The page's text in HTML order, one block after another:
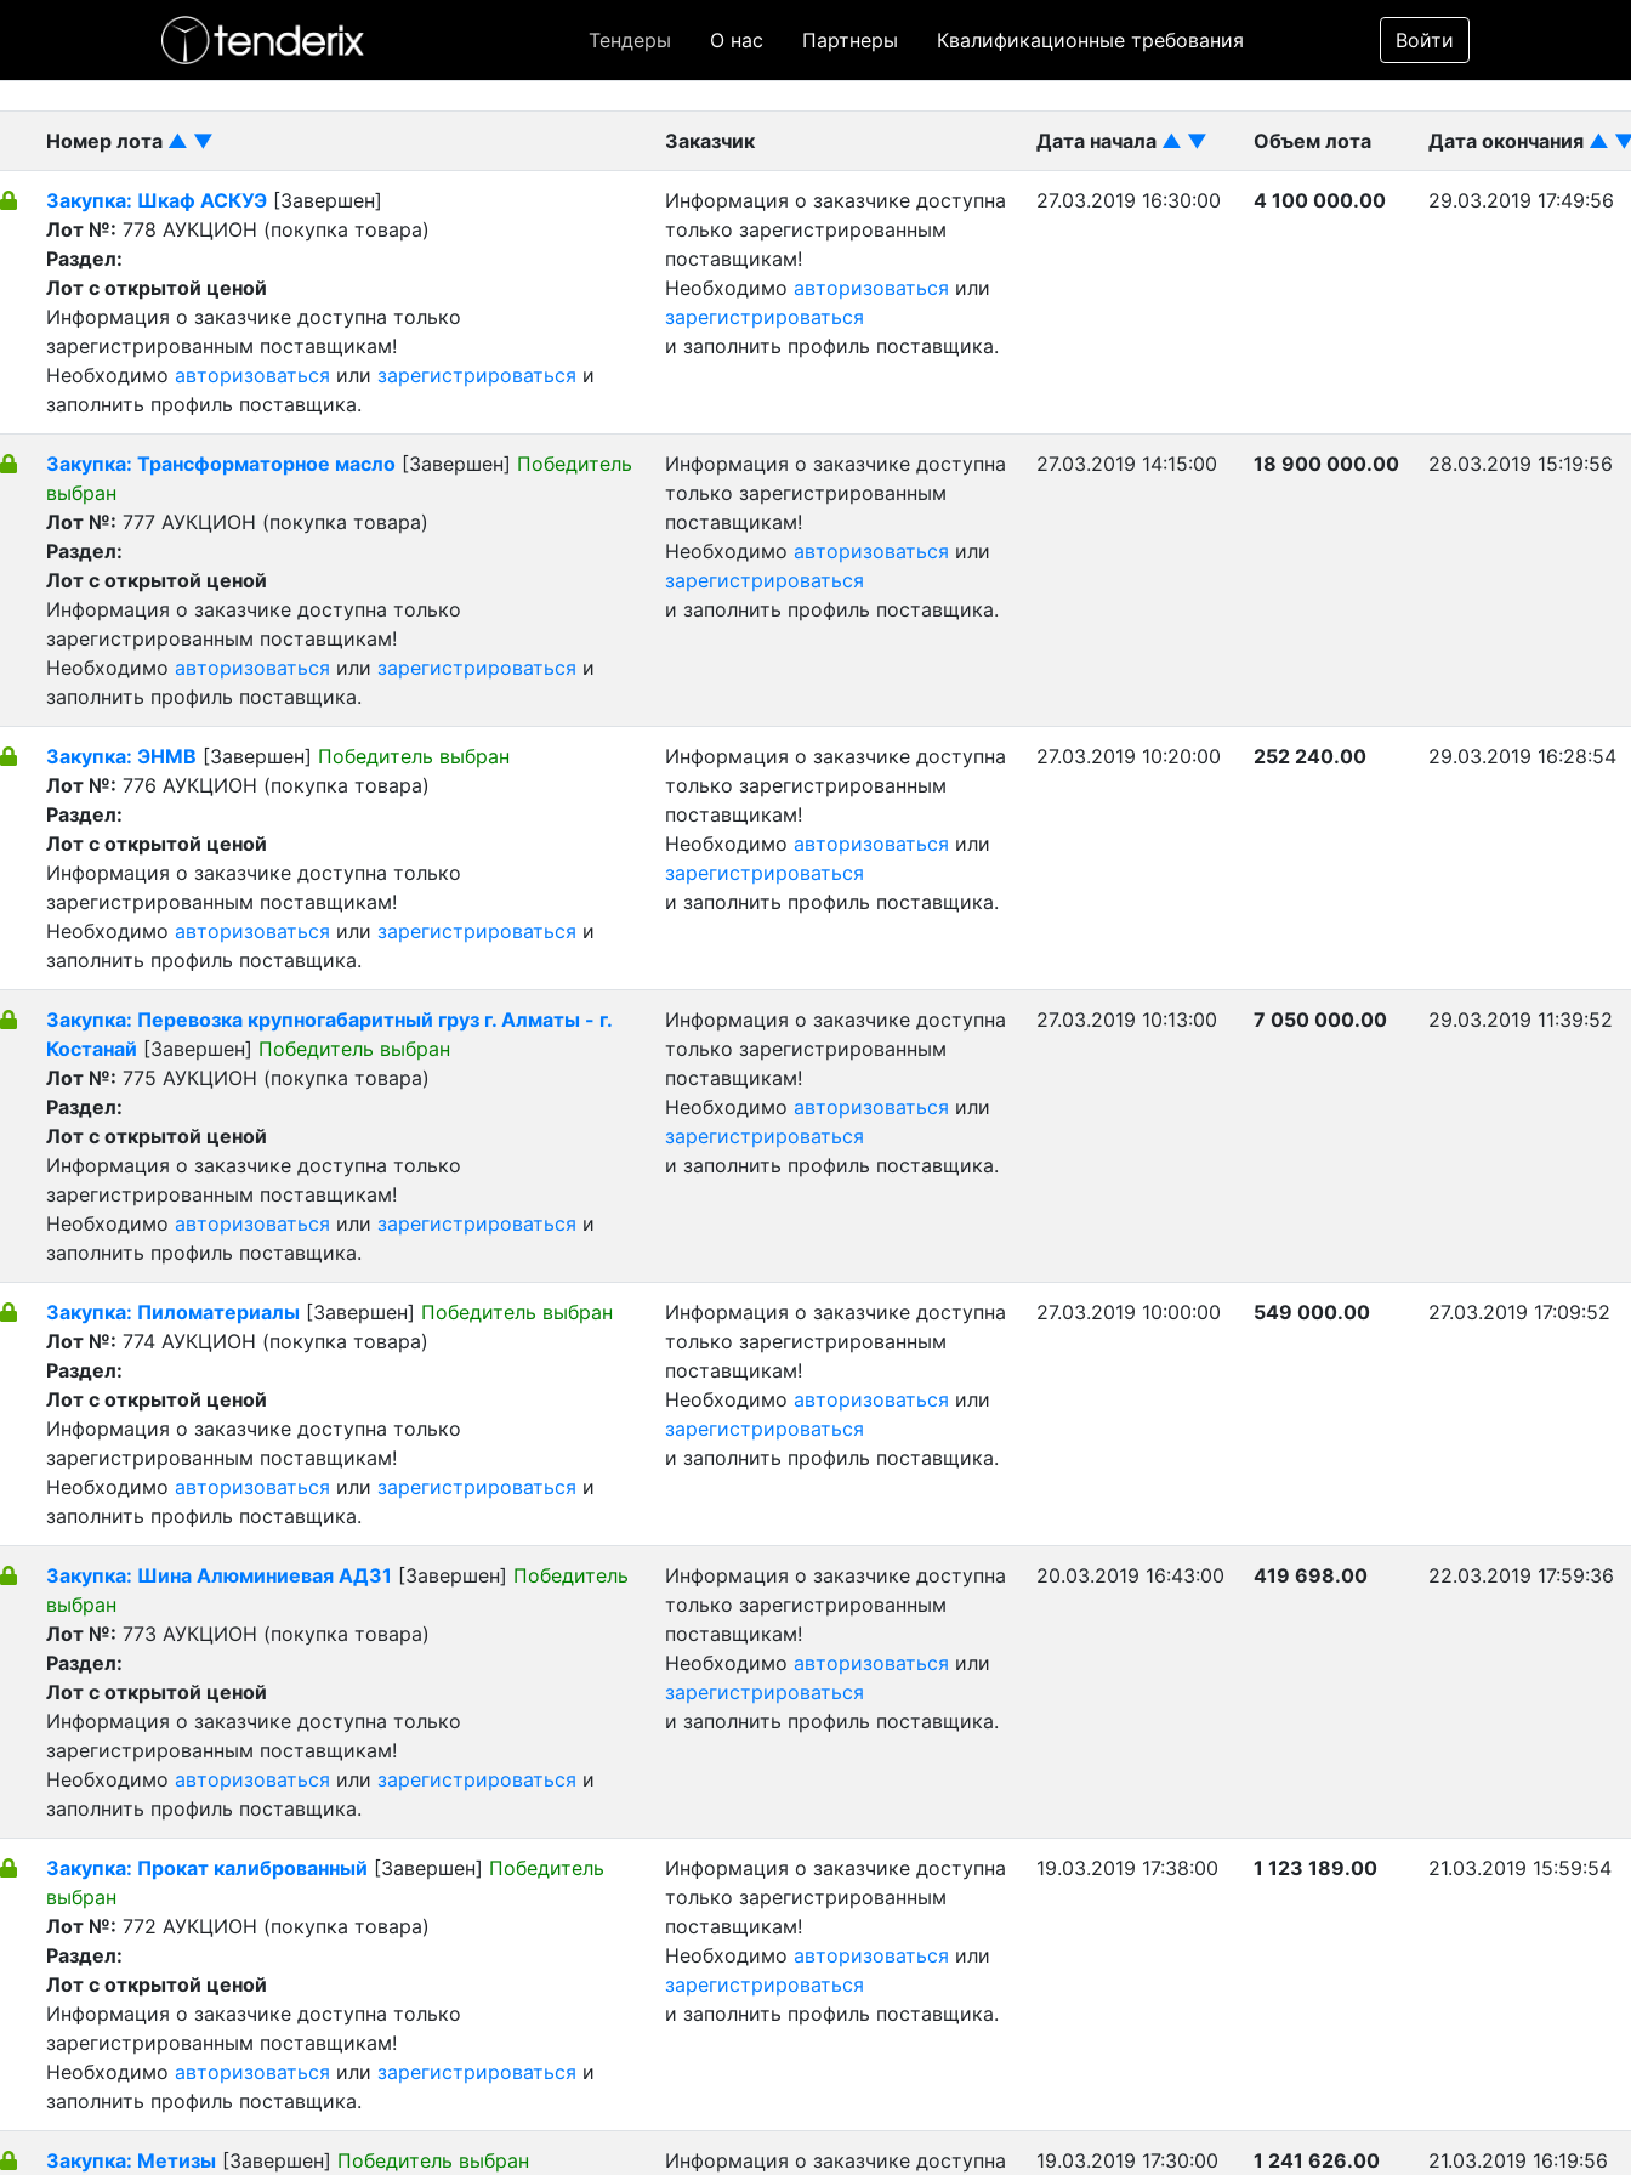
Тендеры О нас Партнеры Квалификационные требования Войти
Фильтр
- Завершенный лот
Номер лота ▲ ▼ Заказчик Дата начала ▲ ▼ Объем лота Дата окончания ▲
Закупка: Шкаф АСКУЭ [Завершен]
Лот №: 778 АУКЦИОН (покупка товара)
Раздел:
Лот с открытой ценой
Информация о заказчике доступна только
зарегистрированным поставщикам!
Необходимо авторизоваться или зарегистрироваться и
заполнить профиль поставщика.
Информация о заказчике доступна
только зарегистрированным
поставщикам!
Необходимо авторизоваться или
зарегистрироваться
и заполнить профиль поставщика.
27.03.2019 16:30:00 4 100 000.00 29.03.2019 17:49:56
Закупка: Трансформаторное масло [Завершен] Победитель
выбран
Лот №: 777 АУКЦИОН (покупка товара)
Раздел:
Лот с открытой ценой
Информация о заказчике доступна только
зарегистрированным поставщикам!
Необходимо авторизоваться или зарегистрироваться и
заполнить профиль поставщика.
Информация о заказчике доступна
только зарегистрированным
поставщикам!
Необходимо авторизоваться или
зарегистрироваться
и заполнить профиль поставщика.
27.03.2019 14:15:00 18 900 000.00 28.03.2019 15:19:56
Закупка: ЭНМВ [Завершен] Победитель выбран
Лот №: 776 АУКЦИОН (покупка товара)
Раздел:
Лот с открытой ценой
Информация о заказчике доступна только
зарегистрированным поставщикам!
Необходимо авторизоваться или зарегистрироваться и
заполнить профиль поставщика.
Информация о заказчике доступна
только зарегистрированным
поставщикам!
Необходимо авторизоваться или
зарегистрироваться
и заполнить профиль поставщика.
27.03.2019 10:20:00 252 240.00 29.03.2019 16:28:54
Закупка: Перевозка крупногабаритный груз г. Алматы - г.
Костанай [Завершен] Победитель выбран
Лот №: 775 АУКЦИОН (покупка товара)
Раздел:
Лот с открытой ценой
Информация о заказчике доступна только
зарегистрированным поставщикам!
Необходимо авторизоваться или зарегистрироваться и
заполнить профиль поставщика.
Информация о заказчике доступна
только зарегистрированным
поставщикам!
Необходимо авторизоваться или
зарегистрироваться
и заполнить профиль поставщика.
27.03.2019 10:13:00 7 050 000.00 29.03.2019 11:39:52
Закупка: Пиломатериалы [Завершен] Победитель выбран
Лот №: 774 АУКЦИОН (покупка товара)
Раздел:
Лот с открытой ценой
Информация о заказчике доступна только
зарегистрированным поставщикам!
Необходимо авторизоваться или зарегистрироваться и
заполнить профиль поставщика.
Информация о заказчике доступна
только зарегистрированным
поставщикам!
Необходимо авторизоваться или
зарегистрироваться
и заполнить профиль поставщика.
27.03.2019 10:00:00 549 000.00 27.03.2019 17:09:52
Закупка: Шина Алюминиевая АД31 [Завершен] Победитель
выбран
Лот №: 773 АУКЦИОН (покупка товара)
Раздел:
Лот с открытой ценой
Информация о заказчике доступна только
зарегистрированным поставщикам!
Необходимо авторизоваться или зарегистрироваться и
заполнить профиль поставщика.
Информация о заказчике доступна
только зарегистрированным
поставщикам!
Необходимо авторизоваться или
зарегистрироваться
и заполнить профиль поставщика.
20.03.2019 16:43:00 419 698.00 22.03.2019 17:59:36
Закупка: Прокат калиброванный [Завершен] Победитель
выбран
Лот №: 772 АУКЦИОН (покупка товара)
Раздел:
Лот с открытой ценой
Информация о заказчике доступна только
зарегистрированным поставщикам!
Необходимо авторизоваться или зарегистрироваться и
заполнить профиль поставщика.
Информация о заказчике доступна
только зарегистрированным
поставщикам!
Необходимо авторизоваться или
зарегистрироваться
и заполнить профиль поставщика.
19.03.2019 17:38:00 1 123 189.00 21.03.2019 15:59:54
Закупка: Метизы [Завершен] Победитель выбран Информация о заказчике доступна 19.03.2019 17:30:00 1 241 626.00 21.03.2019 16:19:56